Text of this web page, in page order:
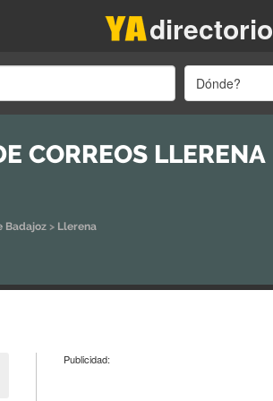
directorio
Dónde?
CORREOS LLERENA
Badajoz > Llerena
Publicidad: